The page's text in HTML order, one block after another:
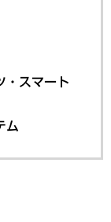
・スマート
ム